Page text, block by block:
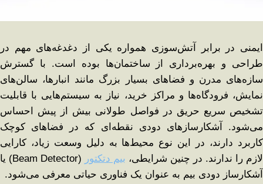
ایمنی در برابر آتش‌سوزی همواره یکی از دغدغه‌های مهم در
طراحی و بهره‌برداری از ساختمان‌ها بوده است. با گسترش
سازه‌های مدرن و فضاهای بسیار بزرگ مانند انبارها، سالن‌های
نمایش، فرودگاه‌ها و مراکز خرید، نیاز به سیستم‌هایی با قابلیت
تشخیص سریع حریق در فواصل طولانی بیش از پیش احساس
می‌شود. آشکارسازهای دودی نقطه‌ای که در فضاهای کوچک
کاربرد دارند، در این نوع محیط‌ها به دلیل وسعت زیاد، کارایی
لازم را ندارند. در چنین شرایطی، بیم دتکتور
(Beam Detector) یا
آشکارساز دودی بیم به عنوان یک فناوری حیاتی معرفی می‌شود.